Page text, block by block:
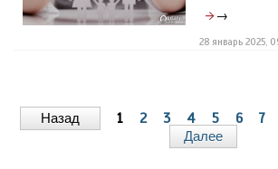
→
28 январь 2025,
Назад 1 2 3 4 5 6 7
Далее